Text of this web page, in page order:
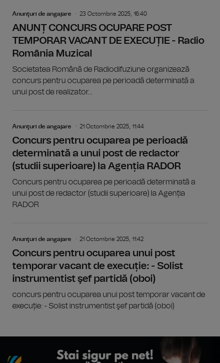
Anunţuri de angajare 23 Octombrie 2025, 16:40
ANUNȚ CONCURS OCUPARE POST
TEMPORAR VACANT DE EXECUȚIE - Radio
România Muzical
Societatea Română de Radiodifuziune organizează
concurs pentru ocuparea pe perioadă determinată a
unui post de realizator...
Anunţuri de angajare 21 Octombrie 2025, 11:44
Concurs pentru ocuparea pe perioadă
determinată a unui post de redactor
(studii superioare) la Agenția RADOR
Concurs pentru ocuparea pe perioadă determinată a
unui post de redactor (studii superioare) la Agenția
RADOR
Anunţuri de angajare 21 Octombrie 2025, 11:42
Concurs pentru ocuparea unui post
temporar vacant de execuție: - Solist
instrumentist şef partidă (oboi)
concurs pentru ocuparea unui post temporar vacant de
execuție: - Solist instrumentist şef partidă (oboi)